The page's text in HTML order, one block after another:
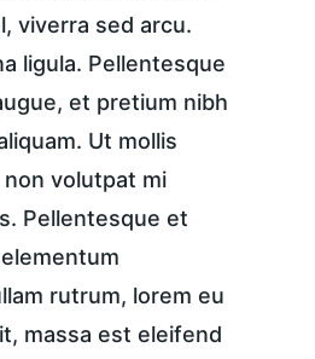
viverra sed arcu.
ligula. Pellentesque
et pretium nibh
Ut mollis
volutpat mi
Pellentesque et
rutrum, lorem eu
massa est eleifend